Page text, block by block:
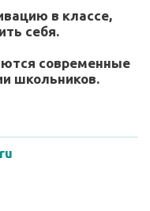
в классе,
себя.
современные
школьников.